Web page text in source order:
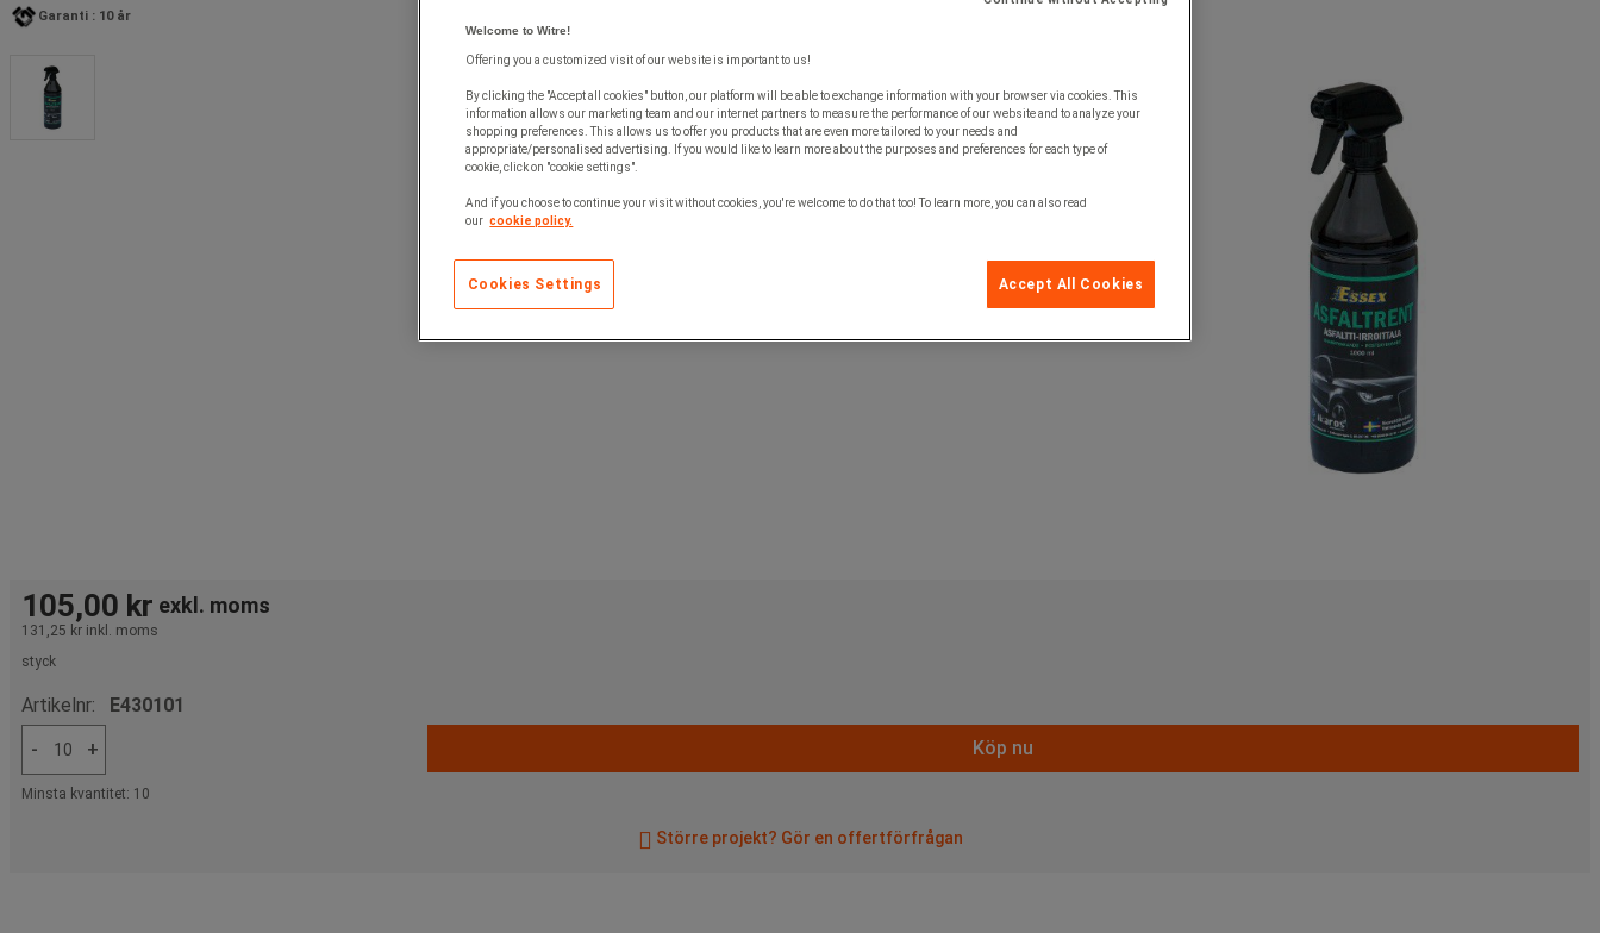
Garanti : 10 år
105,00 kr exkl. moms
131,25 kr inkl. moms
styck
Artikelnr: E430101
-
+ Köp nu
Minsta kvantitet: 10
Större projekt? Gör en offertförfrågan
Welcome to Witre!
Offering you a customized visit of our website is important to us!
By clicking the "Accept all cookies" button, our platform will be able to exchange information with your browser via cookies. This
information allows our marketing team and our internet partners to measure the performance of our website and to analyze your
shopping preferences. This allows us to offer you products that are even more tailored to your needs and
appropriate/personalised advertising. If you would like to learn more about the purposes and preferences for each type of
cookie, click on "cookie settings".
And if you choose to continue your visit without cookies, you're welcome to do that too! To learn more, you can also read
our cookie policy.
Accept All Cookies
Cookies Settings